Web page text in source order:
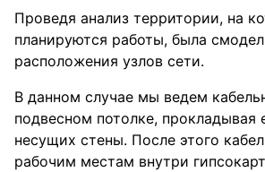
Проведя анализ территории, на
планируются работы, была
расположения узлов сети.
В данном случае мы ведем
подвесном потолке, прокладывая
несущих стены. После этого
рабочим местам внутри